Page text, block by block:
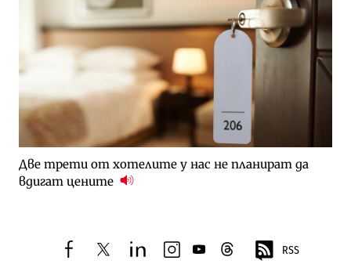
Две трети от хотелите у нас не планират да
вдигат цените
facebooktwitterlinkedininstagram
youtubethreads RSS